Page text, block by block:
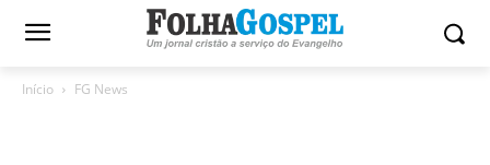
Início FG News